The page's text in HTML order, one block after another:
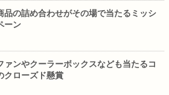
品の詰め合わせがその場で当たるミッシ
ーン
ァンやクーラーボックスなども当たるコ
クローズド懸賞